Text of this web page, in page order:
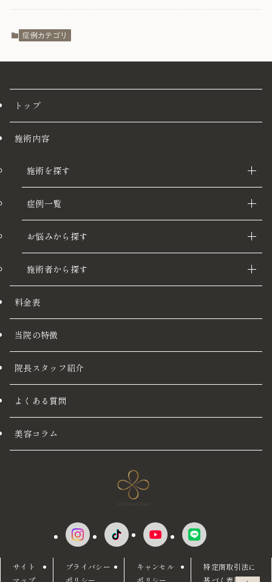
症例カテゴリ
トップ
施術内容
施術を探す
症例一覧
お悩みから探す
施術者から探す
料金表
当院の特徴
院長スタッフ紹介
よくある質問
美容コラム
サイト
マップ
プライバシー
ポリシー
キャンセル
ポリシー
特定商取引法に
基づく表記